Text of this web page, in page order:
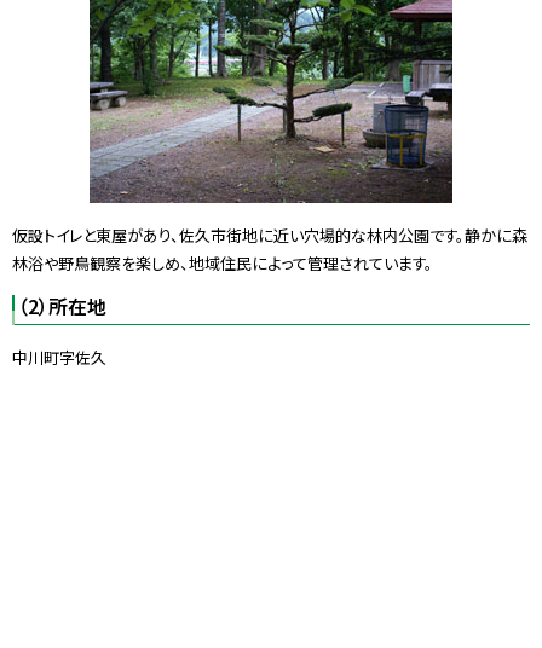
仮設トイレと東屋があり、佐久市街地に近い穴場的な林内公園です。静かに森
林浴や野鳥観察を楽しめ、地域住民によって管理されています。
（2）所在地
中川町字佐久